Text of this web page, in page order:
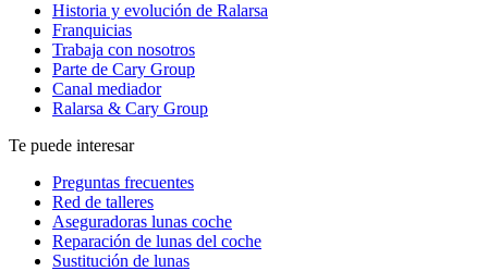
Historia y evolución de Ralarsa
Franquicias
Trabaja con nosotros
Parte de Cary Group
Canal mediador
Ralarsa & Cary Group
Te puede interesar
Preguntas frecuentes
Red de talleres
Aseguradoras lunas coche
Reparación de lunas del coche
Sustitución de lunas